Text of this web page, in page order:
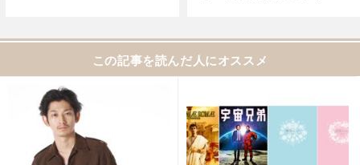
この記事を読んだ人にオススメ